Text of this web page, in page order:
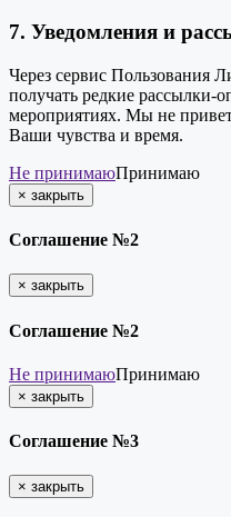
7. Уведомления и
Через сервис Пользования
получать редкие рассылки-
мероприятиях. Мы не
Ваши чувства и время.
Не принимаюПринимаю
× закрыть
Соглашение №2
× закрыть
Соглашение №2
Не принимаюПринимаю
× закрыть
Соглашение №3
× закрыть